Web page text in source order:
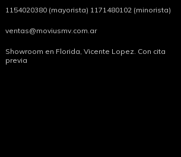
1154020380 (mayorista) 1171480102 (minorista)
ventas@moviusmv.com.ar
Showroom en Florida, Vicente Lopez. Con cita
previa